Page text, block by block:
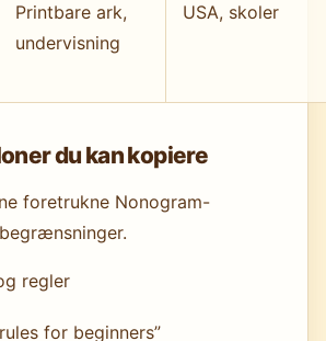
Printbare ark,
undervisning
USA, skoler
du kan kopiere
foretrukne Nonogram-
regler
for beginners”